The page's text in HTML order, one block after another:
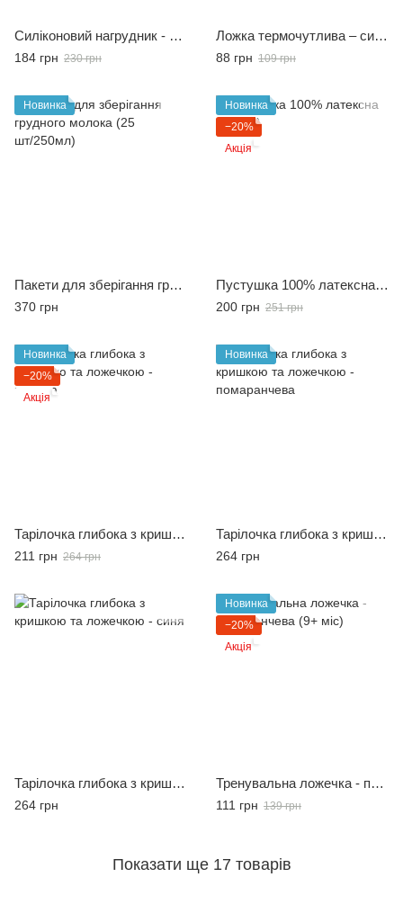
Силіконовий нагрудник - синій (4+ міс)
184 грн 230 грн
Ложка термочутлива – синя (4+ міс)
88 грн 109 грн
Новинка
Пакети для зберігання грудного молока (25 шт/250мл)
370 грн
Новинка
−20%
Акція
Пустушка 100% латексна (0+ міс)
200 грн 251 грн
Новинка
−20%
Акція
Тарілочка глибока з кришкою та ложечкою - рожева
211 грн 264 грн
Новинка
Тарілочка глибока з кришкою та ложечкою - помаранчева
264 грн
Тарілочка глибока з кришкою та ложечкою - синя
264 грн
Новинка
−20%
Акція
Тренувальна ложечка - помаранчева (9+ міс)
111 грн 139 грн
Показати ще 17 товарів